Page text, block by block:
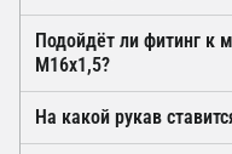
Подойдёт ли фитинг к
М16х1,5?
Диаметр и шаг
и своё седло, тогда
На какой рукав